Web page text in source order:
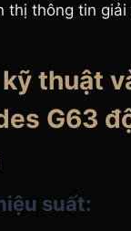
thị thông tin giải
thuật
G63
suất: